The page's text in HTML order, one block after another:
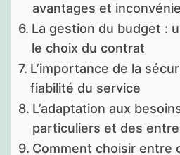
avantages et
La gestion du budget :
le choix du contrat
L’importance de la
fiabilité du service
L’adaptation aux
particuliers et des
Comment choisir entre